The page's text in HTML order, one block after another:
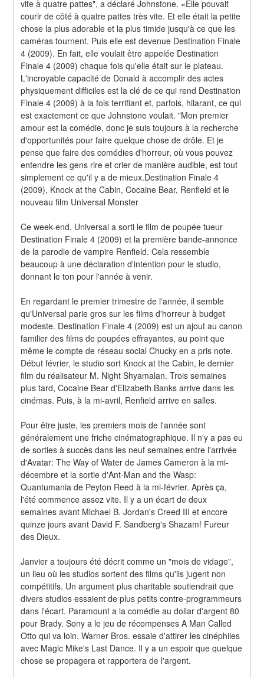
vite à quatre pattes", a déclaré Johnstone. «Elle pouvait
courir de côté à quatre pattes très vite. Et elle était la petite
chose la plus adorable et la plus timide jusqu'à ce que les
caméras tournent. Puis elle est devenue Destination Finale
4 (2009). En fait, elle voulait être appelée Destination
Finale 4 (2009) chaque fois qu'elle était sur le plateau.
L'incroyable capacité de Donald à accomplir des actes
physiquement difficiles est la clé de ce qui rend Destination
Finale 4 (2009) à la fois terrifiant et, parfois, hilarant, ce qui
est exactement ce que Johnstone voulait. "Mon premier
amour est la comédie, donc je suis toujours à la recherche
d'opportunités pour faire quelque chose de drôle. Et je
pense que faire des comédies d'horreur, où vous pouvez
entendre les gens rire et crier de manière audible, est tout
simplement ce qu'il y a de mieux.Destination Finale 4
(2009), Knock at the Cabin, Cocaine Bear, Renfield et le
nouveau film Universal Monster
Ce week-end, Universal a sorti le film de poupée tueur
Destination Finale 4 (2009) et la première bande-annonce
de la parodie de vampire Renfield. Cela ressemble
beaucoup à une déclaration d'intention pour le studio,
donnant le ton pour l'année à venir.
En regardant le premier trimestre de l'année, il semble
qu'Universal parie gros sur les films d'horreur à budget
modeste. Destination Finale 4 (2009) est un ajout au canon
familier des films de poupées effrayantes, au point que
même le compte de réseau social Chucky en a pris note.
Début février, le studio sort Knock at the Cabin, le dernier
film du réalisateur M. Night Shyamalan. Trois semaines
plus tard, Cocaine Bear d'Elizabeth Banks arrive dans les
cinémas. Puis, à la mi-avril, Renfield arrive en salles.
Pour être juste, les premiers mois de l'année sont
généralement une friche cinématographique. Il n'y a pas eu
de sorties à succès dans les neuf semaines entre l'arrivée
d'Avatar: The Way of Water de James Cameron à la mi-
décembre et la sortie d'Ant-Man and the Wasp:
Quantumania de Peyton Reed à la mi-février. Après ça,
l'été commence assez vite. Il y a un écart de deux
semaines avant Michael B. Jordan's Creed III et encore
quinze jours avant David F. Sandberg's Shazam! Fureur
des Dieux.
Janvier a toujours été décrit comme un "mois de vidage",
un lieu où les studios sortent des films qu'ils jugent non
compétitifs. Un argument plus charitable soutiendrait que
divers studios essaient de plus petits contre-programmeurs
dans l'écart. Paramount a la comédie au dollar d'argent 80
pour Brady. Sony a le jeu de récompenses A Man Called
Otto qui va loin. Warner Bros. essaie d'attirer les cinéphiles
avec Magic Mike's Last Dance. Il y a un espoir que quelque
chose se propagera et rapportera de l'argent.